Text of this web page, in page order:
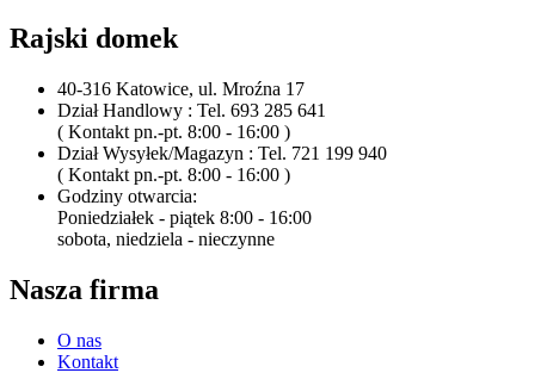
Rajski domek
40-316 Katowice, ul. Mroźna 17
Dział Handlowy : Tel. 693 285 641
( Kontakt pn.-pt. 8:00 - 16:00 )
Dział Wysyłek/Magazyn : Tel. 721 199 940
( Kontakt pn.-pt. 8:00 - 16:00 )
Godziny otwarcia:
Poniedziałek - piątek 8:00 - 16:00
sobota, niedziela - nieczynne
Nasza firma
O nas
Kontakt